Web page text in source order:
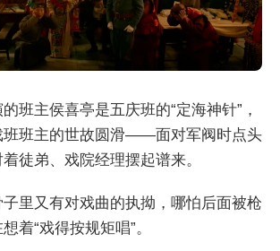
班主侯喜亭是五庆班的“定海神针”，
班班主的世故圆滑——面对军阀时点头
徒弟、戏院经理摆起谱来。
里又有对戏曲的执拗，哪怕后面被枪
着“戏得按规矩唱”。